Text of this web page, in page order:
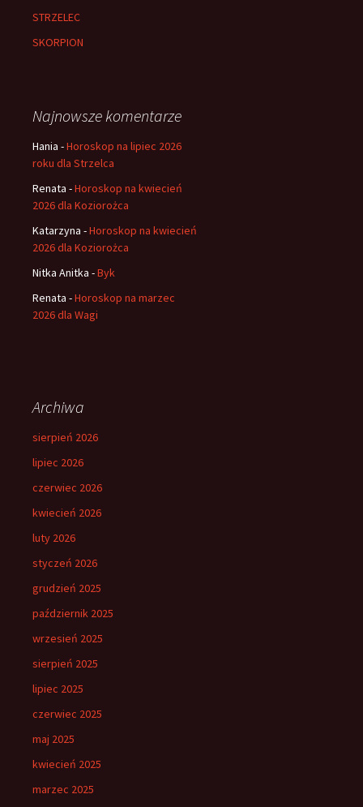
STRZELEC
SKORPION
Najnowsze komentarze
Hania -Horoskop na lipiec 2026
roku dla Strzelca
Renata -Horoskop na kwiecień
2026 dla Koziorożca
Katarzyna -Horoskop na kwiecień
2026 dla Koziorożca
Nitka Anitka -Byk
Renata -Horoskop na marzec
2026 dla Wagi
Archiwa
sierpień 2026
lipiec 2026
czerwiec 2026
kwiecień 2026
luty 2026
styczeń 2026
grudzień 2025
październik 2025
wrzesień 2025
sierpień 2025
lipiec 2025
czerwiec 2025
maj 2025
kwiecień 2025
marzec 2025